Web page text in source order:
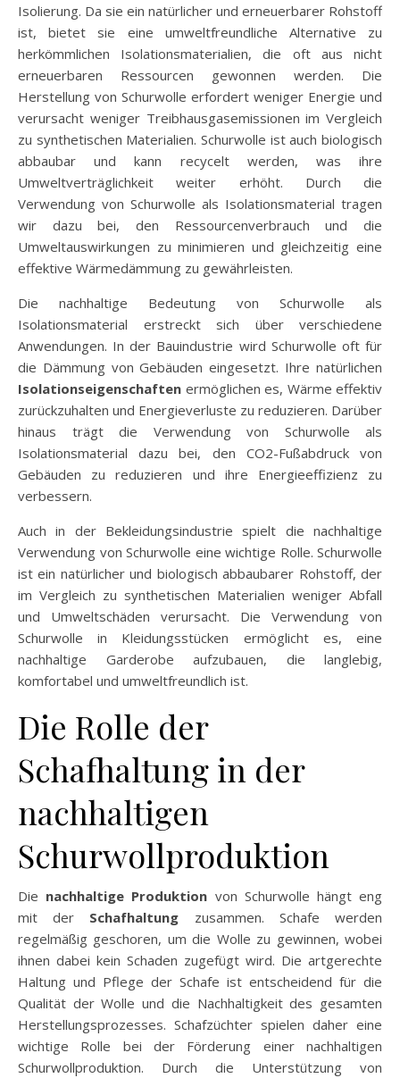
Isolierung. Da sie ein natürlicher und erneuerbarer Rohstoff
ist, bietet sie eine umweltfreundliche Alternative zu
herkömmlichen Isolationsmaterialien, die oft aus nicht
erneuerbaren Ressourcen gewonnen werden. Die
Herstellung von Schurwolle erfordert weniger Energie und
verursacht weniger Treibhausgasemissionen im Vergleich
zu synthetischen Materialien. Schurwolle ist auch biologisch
abbaubar und kann recycelt werden, was ihre
Umweltverträglichkeit weiter erhöht. Durch die
Verwendung von Schurwolle als Isolationsmaterial tragen
wir dazu bei, den Ressourcenverbrauch und die
Umweltauswirkungen zu minimieren und gleichzeitig eine
effektive Wärmedämmung zu gewährleisten.
Die nachhaltige Bedeutung von Schurwolle als
Isolationsmaterial erstreckt sich über verschiedene
Anwendungen. In der Bauindustrie wird Schurwolle oft für
die Dämmung von Gebäuden eingesetzt. Ihre natürlichen
Isolationseigenschaften ermöglichen es, Wärme effektiv
zurückzuhalten und Energieverluste zu reduzieren. Darüber
hinaus trägt die Verwendung von Schurwolle als
Isolationsmaterial dazu bei, den CO2-Fußabdruck von
Gebäuden zu reduzieren und ihre Energieeffizienz zu
verbessern.
Auch in der Bekleidungsindustrie spielt die nachhaltige
Verwendung von Schurwolle eine wichtige Rolle. Schurwolle
ist ein natürlicher und biologisch abbaubarer Rohstoff, der
im Vergleich zu synthetischen Materialien weniger Abfall
und Umweltschäden verursacht. Die Verwendung von
Schurwolle in Kleidungsstücken ermöglicht es, eine
nachhaltige Garderobe aufzubauen, die langlebig,
komfortabel und umweltfreundlich ist.
Die Rolle der
Schafhaltung in der
nachhaltigen
Schurwollproduktion
Die nachhaltige Produktion von Schurwolle hängt eng
mit der Schafhaltung zusammen. Schafe werden
regelmäßig geschoren, um die Wolle zu gewinnen, wobei
ihnen dabei kein Schaden zugefügt wird. Die artgerechte
Haltung und Pflege der Schafe ist entscheidend für die
Qualität der Wolle und die Nachhaltigkeit des gesamten
Herstellungsprozesses. Schafzüchter spielen daher eine
wichtige Rolle bei der Förderung einer nachhaltigen
Schurwollproduktion. Durch die Unterstützung von